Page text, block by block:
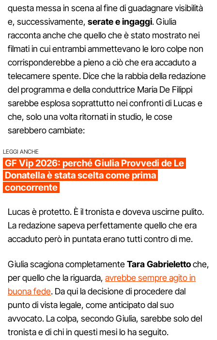
questa messa in scena al fine di guadagnare visibilità
e, successivamente, serate e ingaggi. Giulia
racconta anche che quello che è stato mostrato nei
filmati in cui entrambi ammettevano le loro colpe non
corrisponderebbe a pieno a ciò che era accaduto a
telecamere spente. Dice che la rabbia della redazione
del programma e della conduttrice Maria De Filippi
sarebbe esplosa soprattutto nei confronti di Lucas e
che, solo una volta ritornati in studio, le cose
sarebbero cambiate:
LEGGI ANCHE
GF Vip 2026: perché Giulia Provvedi de Le
Donatella è stata scelta come prima
concorrente
Lucas è protetto. È il tronista e doveva uscirne pulito.
La redazione sapeva perfettamente quello che era
accaduto però in puntata erano tutti contro di me.
Giulia scagiona completamenteTara Gabrielettoche,
per quello che la riguarda, avrebbe sempre agito in
buona fede. Da qui la decisione di procedere dal
punto di vista legale, come anticipato dal suo
avvocato. La colpa, secondo Giulia, sarebbe solo del
tronista e di chi in questi mesi lo ha seguito.